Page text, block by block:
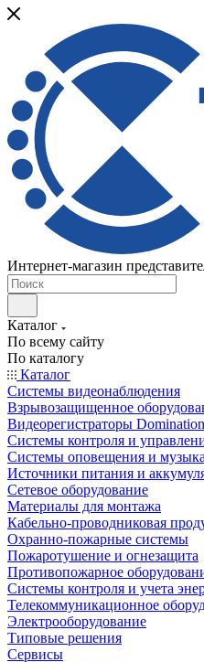
Интернет-магазин
Каталог
По всему сайту
По каталогу
Каталог
Системы видеонаблюдения
Взрывозащищенное
Видеорегистраторы Domination
Системы контроля и
Системы оповещения и
Источники питания и
Сетевое оборудование
Материалы для монтажа
Кабельно-проводниковая
Охранно-пожарные системы
Пожаротушение и огнезащита
Противопожарное
Системы контроля и учета
Телекоммуникационное
Электрооборудование
Типовые решения
Сервисы